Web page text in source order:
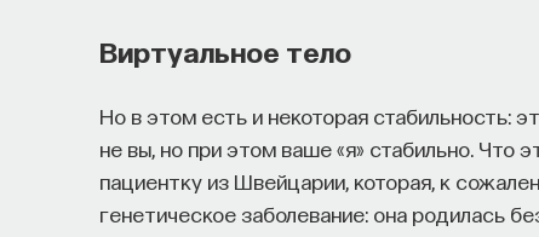
Виртуальное тело
Но в этом есть и некоторая стабильность:
не вы, но при этом ваше «я» стабильно. Что
пациентку из Швейцарии, которая, к
генетическое заболевание: она родилась